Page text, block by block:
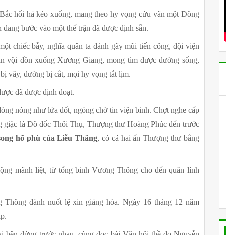
hối hả kéo xuống, mang theo hy vọng cứu vãn một Đông
bước vào một thế trận đã được định sẵn.
chiếc bẫy, nghĩa quân ta đánh gãy mũi tiến công, đội viện
vội dồn xuống Xương Giang, mong tìm được đường sống,
vây, đường bị cắt, mọi hy vọng tắt lịm.
đã được định đoạt.
nóng như lửa đốt, ngóng chờ tin viện binh. Chợt nghe cấp
là Đô đốc Thôi Thụ, Thượng thư Hoàng Phúc đến trước
hổ phù của Liễu Thăng, có cả hai ấn Thượng thư bằng
mãnh liệt, từ tổng binh Vương Thông cho đến quân lính
đành nuốt lệ xin giảng hòa. Ngày 16 tháng 12 năm